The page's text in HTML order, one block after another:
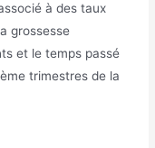
à des taux
grossesse
et le temps passé
trimestres de la